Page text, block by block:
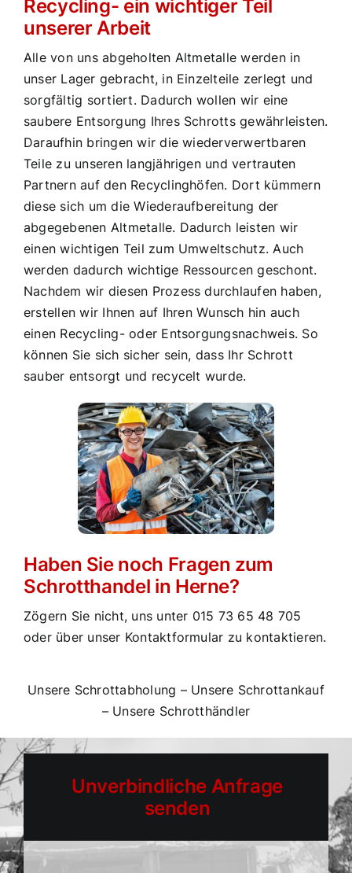
Recycling- ein wichtiger Teil
unserer Arbeit
Alle von uns abgeholten Altmetalle werden in
unser Lager gebracht, in Einzelteile zerlegt und
sorgfältig sortiert. Dadurch wollen wir eine
saubere Entsorgung Ihres Schrotts gewährleisten.
Daraufhin bringen wir die wiederverwertbaren
Teile zu unseren langjährigen und vertrauten
Partnern auf den Recyclinghöfen. Dort kümmern
diese sich um die Wiederaufbereitung der
abgegebenen Altmetalle. Dadurch leisten wir
einen wichtigen Teil zum Umweltschutz. Auch
werden dadurch wichtige Ressourcen geschont.
Nachdem wir diesen Prozess durchlaufen haben,
erstellen wir Ihnen auf Ihren Wunsch hin auch
einen Recycling- oder Entsorgungsnachweis. So
können Sie sich sicher sein, dass Ihr Schrott
sauber entsorgt und recycelt wurde.
Haben Sie noch Fragen zum
Schrotthandel in Herne?
Zögern Sie nicht, uns unter 015 73 65 48 705
oder über unser Kontaktformular zu kontaktieren.
Unsere Schrottabholung – Unsere Schrottankauf
– Unsere Schrotthändler
Unverbindliche Anfrage
senden